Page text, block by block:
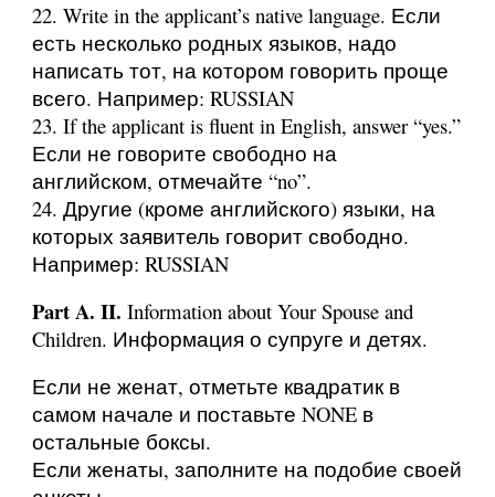
22. Write in the applicant’s native language. Если
есть несколько родных языков, надо
написать тот, на котором говорить проще
всего. Например: RUSSIAN
23. If the applicant is fluent in English, answer “yes.”
Если не говорите свободно на
английском, отмечайте “no”.
24. Другие (кроме английского) языки, на
которых заявитель говорит свободно.
Например: RUSSIAN
Part A. II. Information about Your Spouse and
Children. Информация о супруге и детях.
Если не женат, отметьте квадратик в
самом начале и поставьте NONE в
остальные боксы.
Если женаты, заполните на подобие своей